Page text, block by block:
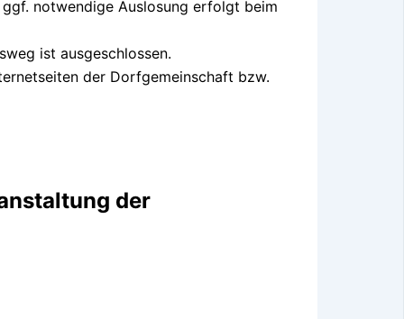
notwendige Auslosung erfolgt beim
ist ausgeschlossen.
der Dorfgemeinschaft bzw.
der